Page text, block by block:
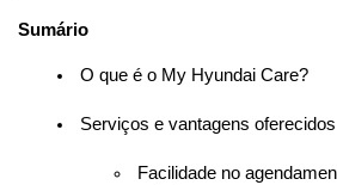
Sumário
O que é o My Hyundai Care?
Serviços e vantagens oferecidos
Facilidade no